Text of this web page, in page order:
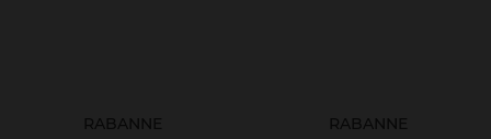
RABANNE RABANNE